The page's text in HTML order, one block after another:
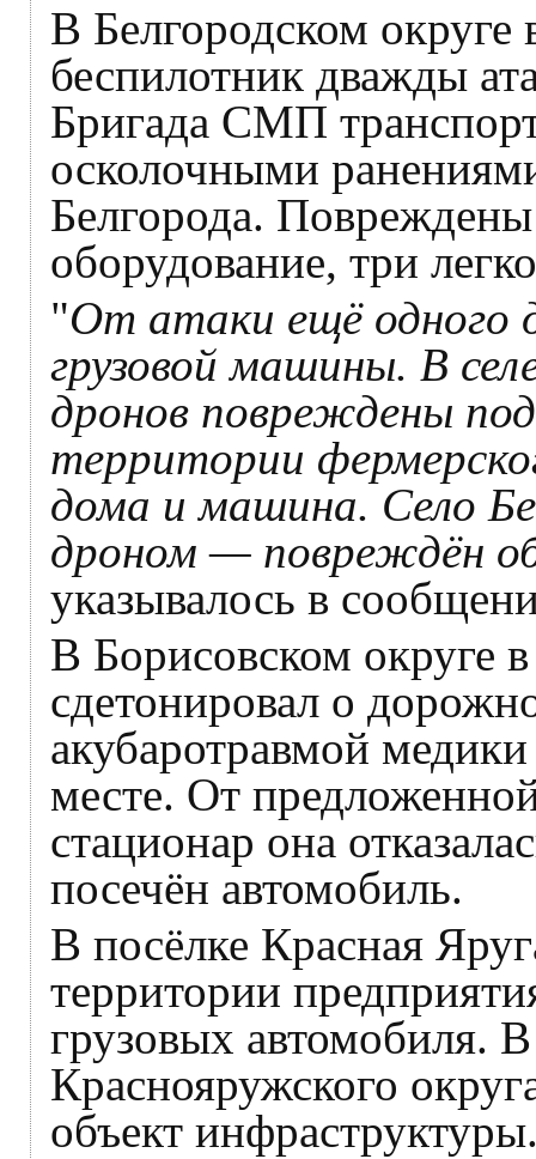
В Белгородском округе
беспилотник дважды
Бригада СМП
осколочными
Белгорода. Повреждены
оборудование, три
"От атаки ещё одного
грузовой машины. В
дронов повреждены
территории
дома и машина. Село
дроном — повреждён
указывалось в
В Борисовском округе
сдетонировал о
акубаротравмой
месте. От
стационар она
посечён автомобиль.
В посёлке Красная
территории
грузовых автомобиля.
Краснояружского
объект